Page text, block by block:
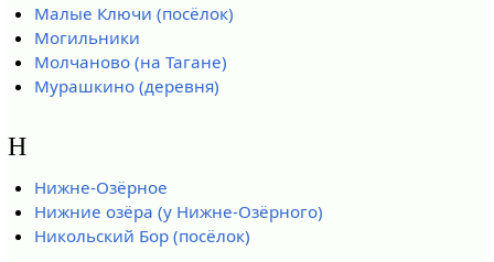
Малые Ключи (посёлок)
Могильники
Молчаново (на Тагане)
Мурашкино (деревня)
Н
Нижне-Озёрное
Нижние озёра (у Нижне-Озёрного)
Никольский Бор (посёлок)